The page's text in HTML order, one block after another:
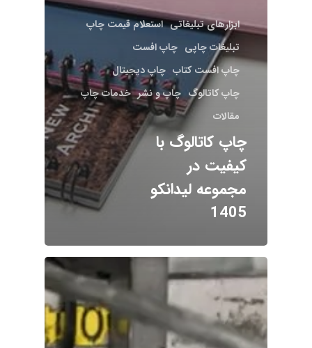
ابزارهای تبلیغاتی استعلام قیمت چاپ
تبلیغات چاپی چاپ افست
چاپ افست کتاب چاپ دیجیتال
چاپ کاتالوگ چاپ و نشر خدمات چاپ
مقالات
چاپ کاتالوگ با
کیفیت در
مجموعه لیدانکو
1405